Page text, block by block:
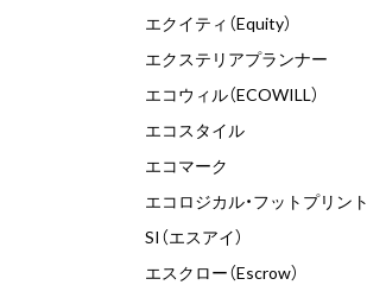
エクイティ（Equity）
エクステリアプランナー
エコウィル（ECOWILL）
エコスタイル
エコマーク
エコロジカル・フットプリント
SI（エスアイ）
エスクロー（Escrow）